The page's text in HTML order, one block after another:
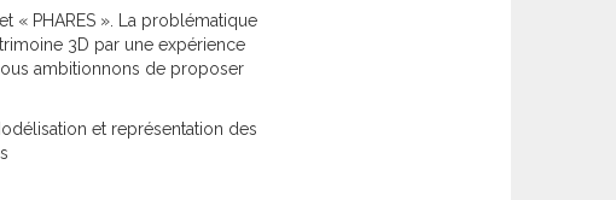
« PHARES ». La problématique
3D par une expérience
ambitionnons de proposer
et représentation des